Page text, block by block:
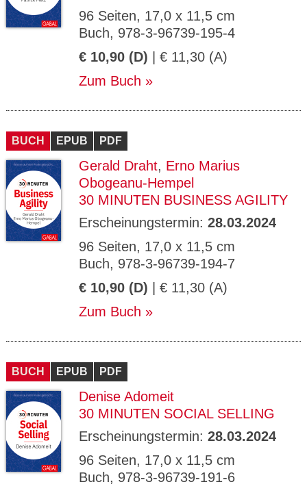
96 Seiten, 17,0 x 11,5 cm
Buch, 978-3-96739-195-4
€ 10,90 (D) | € 11,30 (A)
Zum Buch
BUCH EPUB PDF
Gerald Draht, Erno Marius
Obogeanu-Hempel
30 MINUTEN BUSINESS AGILITY
Erscheinungstermin: 28.03.2024
96 Seiten, 17,0 x 11,5 cm
Buch, 978-3-96739-194-7
€ 10,90 (D) | € 11,30 (A)
Zum Buch
BUCH EPUB PDF
Denise Adomeit
30 MINUTEN SOCIAL SELLING
Erscheinungstermin: 28.03.2024
96 Seiten, 17,0 x 11,5 cm
Buch, 978-3-96739-191-6